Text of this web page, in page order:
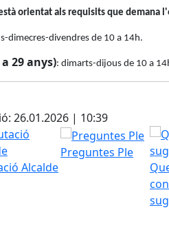
orientat als requisits que demana
dimecres-divendres de 10 a 14h.
29 anys): dimarts-dijous de 10 a
26.01.2026 | 10:39
Alcalde
Preguntes Ple